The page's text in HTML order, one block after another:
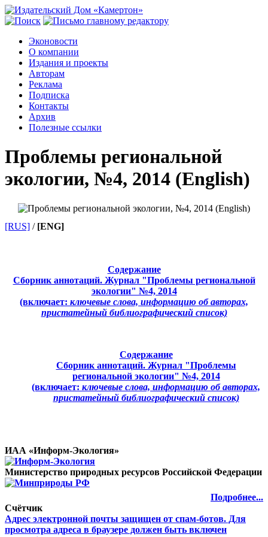
Эконовости
О компании
Издания и проекты
Авторам
Реклама
Подписка
Контакты
Архив
Полезные ссылки
Проблемы региональной
экологии, №4, 2014 (English)
[RUS] / [ENG]
Содержание
Сборник аннотаций. Журнал "Проблемы региональной
экологии" №4, 2014
(включает: ключевые слова, информацию об авторах,
пристатейный библиографический список)
Содержание
Сборник аннотаций. Журнал "Проблемы
региональной экологии" №4, 2014
(включает: ключевые слова, информацию об авторах,
пристатейный библиографический список)
ИАА «Информ-Экология»
Министерство природных ресурсов Российской Федерации
Подробнее...
Счётчик
Адрес электронной почты защищен от спам-ботов. Для
просмотра адреса в браузере должен быть включен